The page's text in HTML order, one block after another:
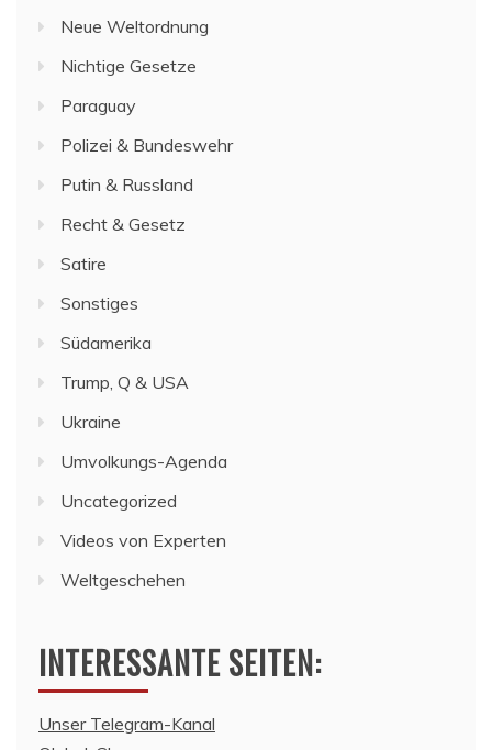
Neue Weltordnung
Nichtige Gesetze
Paraguay
Polizei & Bundeswehr
Putin & Russland
Recht & Gesetz
Satire
Sonstiges
Südamerika
Trump, Q & USA
Ukraine
Umvolkungs-Agenda
Uncategorized
Videos von Experten
Weltgeschehen
INTERESSANTE SEITEN:
Unser Telegram-Kanal